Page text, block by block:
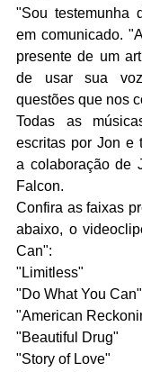
"Sou testemunha
em comunicado.
presente de um
de usar sua
questões que nos
Todas as
escritas por Jon e
a colaboração de
Falcon.
Confira as faixas
abaixo, o
Can":
"Limitless"
"Do What You Can"
"American
"Beautiful Drug"
"Story of Love"